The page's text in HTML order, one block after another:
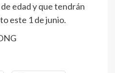
edad y que tendrán
este 1 de junio.